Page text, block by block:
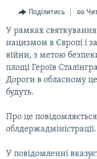
навігації
Перейти
до
пошуку
БЛОГИ
ПОГЛЯД
ІНТЕРВ'Ю
ВСЕ ЗА ДЕНЬ
СПЕЦПРОЕКТИ
ВІДЕОУРОКИ «ELIFBE»
УКРАЇНСЬКА ПРОБЛЕМА
Русский
Поділитись
У рамках
нацизмом в Європі і
війни, з метою
площі Героїв
Дороги в обласному
будуть.
Про це
облдержадміністрації.
У повідомленні